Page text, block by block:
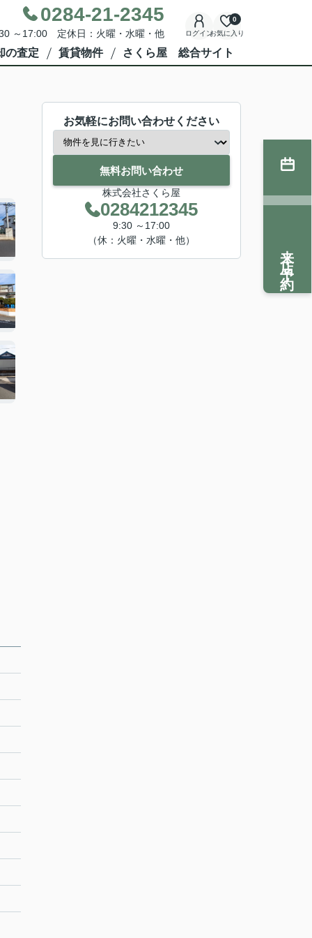
0284-21-2345
～17:00 定休日：火曜・水曜・他 ログインお気に入り
0
の査定 賃貸物件 さくら屋 総合サイト
お気軽にお問い合わせください
無料お問い合わせ
株式会社さくら屋
0284212345
9:30 ～17:00
（休：火曜・水曜・他）
来店予約